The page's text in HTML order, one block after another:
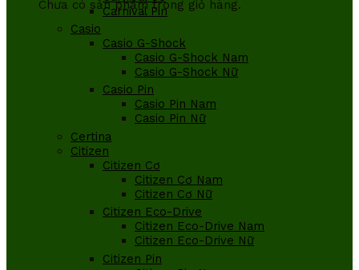
Chưa có sản phẩm trong giỏ hàng.
Carnival Pin
Casio
Casio G-Shock
Casio G-Shock Nam
Casio G-Shock Nữ
Casio Pin
Casio Pin Nam
Casio Pin Nữ
Certina
Citizen
Citizen Cơ
Citizen Cơ Nam
Citizen Cơ Nữ
Citizen Eco-Drive
Citizen Eco-Drive Nam
Citizen Eco-Drive Nữ
Citizen Pin